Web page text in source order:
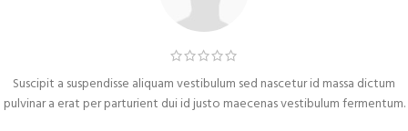
Suscipit a suspendisse aliquam vestibulum sed nascetur id massa dictum
pulvinar a erat per parturient dui id justo maecenas vestibulum fermentum.